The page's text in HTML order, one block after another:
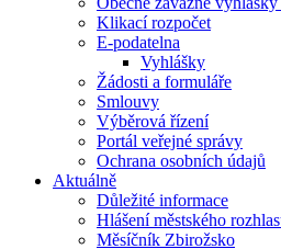
Klikací rozpočet
E-podatelna
Vyhlášky
Žádosti a formuláře
Smlouvy
Výběrová řízení
Portál veřejné správy
Ochrana osobních údajů
Aktuálně
Důležité informace
Hlášení městského
Měsíčník Zbirožsko